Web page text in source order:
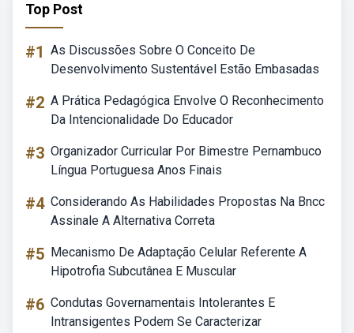
Top Post
#1 As Discussões Sobre O Conceito De
Desenvolvimento Sustentável Estão Embasadas
#2 A Prática Pedagógica Envolve O Reconhecimento
Da Intencionalidade Do Educador
#3 Organizador Curricular Por Bimestre Pernambuco
Língua Portuguesa Anos Finais
#4 Considerando As Habilidades Propostas Na Bncc
Assinale A Alternativa Correta
#5 Mecanismo De Adaptação Celular Referente A
Hipotrofia Subcutânea E Muscular
#6 Condutas Governamentais Intolerantes E
Intransigentes Podem Se Caracterizar